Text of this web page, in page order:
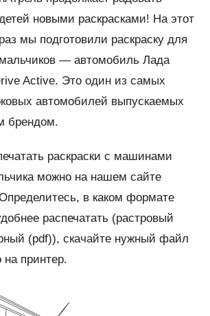
новыми раскрасками! На этот
раз мы подготовили раскраску для
мальчиков — автомобиль Лада
Active. Это один из самых
автомобилей выпускаемых
брендом.
раскраски с машинами
можно на нашем сайте
в каком формате
распечатать (растровый
(pdf)), скачайте нужный файл
на принтер.